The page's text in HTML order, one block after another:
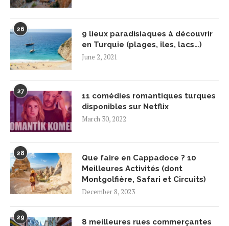
26
9 lieux paradisiaques à découvrir
en Turquie (plages, îles, lacs…)
June 2, 2021
27
11 comédies romantiques turques
disponibles sur Netflix
March 30, 2022
28
Que faire en Cappadoce ? 10
Meilleures Activités (dont
Montgolfière, Safari et Circuits)
December 8, 2023
29
8 meilleures rues commerçantes